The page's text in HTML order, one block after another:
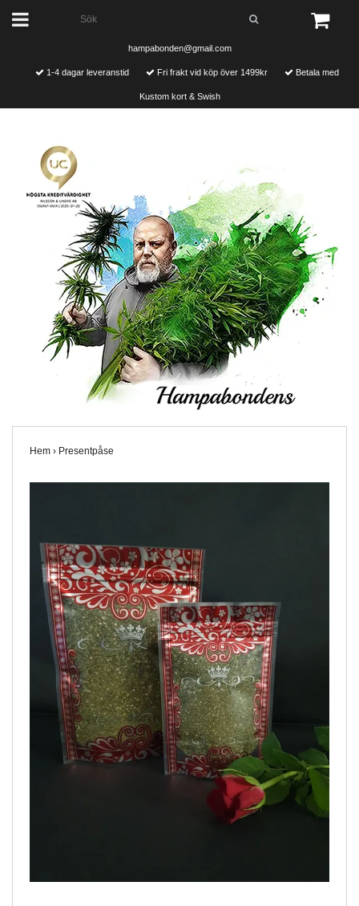
hampabonden@gmail.com
1-4 dagar leveranstid Fri frakt vid köp över 1499kr Betala med
Kustom kort & Swish
Hem › Presentpåse